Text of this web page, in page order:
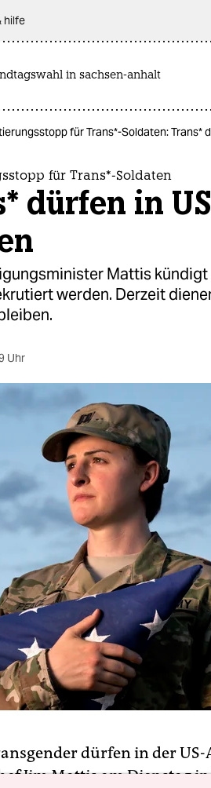
hilfe
in sachsen-anhalt
für Trans*-Soldaten: Trans*
für Trans*-Soldaten
dürfen in
Mattis kündigt
werden. Derzeit
Uhr
dürfen in der
Jim Mattis am Dienstag